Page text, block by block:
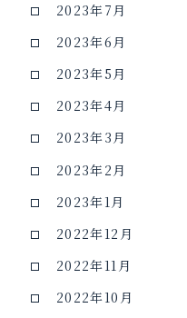
2023年7月
2023年6月
2023年5月
2023年4月
2023年3月
2023年2月
2023年1月
2022年12月
2022年11月
2022年10月